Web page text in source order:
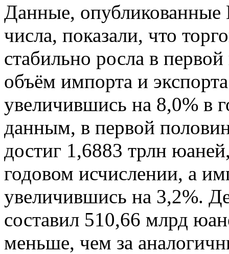
Данные,
числа, показали, что
стабильно росла в
объём импорта и
увеличившись на 8,0% в
данным, в первой
достиг 1,6883 трлн
годовом исчислении, а
увеличившись на 3,2%.
составил 510,66 млрд
меньше, чем за